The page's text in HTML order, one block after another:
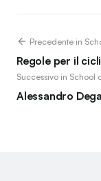
Precedente in
Regole per il
Successivo in School
Alessandro